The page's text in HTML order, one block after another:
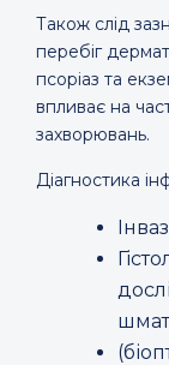
Також слід
перебіг
псоріаз та
впливає на
захворювань.
Діагностика